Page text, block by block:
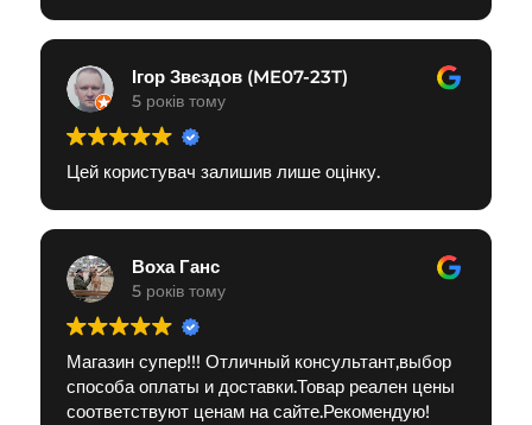
Ігор Звєздов (ME07-23T)
5 років тому
Цей користувач залишив лише оцінку.
Воха Ганс
5 років тому
Магазин супер!!! Отличный консультант,выбор
способа оплаты и доставки.Товар реален цены
соответствуют ценам на сайте.Рекомендую!